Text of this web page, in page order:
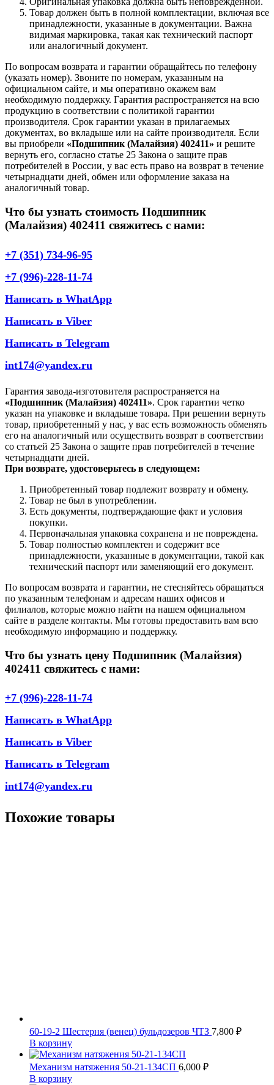
Товар должен быть в полной комплектации, включая все
принадлежности, указанные в документации. Важна
видимая маркировка, такая как технический паспорт
или аналогичный документ.
По вопросам возврата и гарантии обращайтесь по телефону
(указать номер). Звоните по номерам, указанным на
официальном сайте, и мы оперативно окажем вам
необходимую поддержку. Гарантия распространяется на всю
продукцию в соответствии с политикой гарантии
производителя. Срок гарантии указан в прилагаемых
документах, во вкладыше или на сайте производителя. Если
вы приобрели «Подшипник (Малайзия) 402411» и решите
вернуть его, согласно статье 25 Закона о защите прав
потребителей в России, у вас есть право на возврат в течение
четырнадцати дней, обмен или оформление заказа на
аналогичный товар.
Что бы узнать стоимость Подшипник
(Малайзия) 402411 свяжитесь с нами:
+7 (351) 734-96-95
+7 (996)-228-11-74
Написать в WhatApp
Написать в Viber
Написать в Telegram
int174@yandex.ru
Гарантия завода-изготовителя распространяется на
«Подшипник (Малайзия) 402411». Срок гарантии четко
указан на упаковке и вкладыше товара. При решении вернуть
товар, приобретенный у нас, у вас есть возможность обменять
его на аналогичный или осуществить возврат в соответствии
со статьей 25 Закона о защите прав потребителей в течение
четырнадцати дней.
При возврате, удостоверьтесь в следующем:
Приобретенный товар подлежит возврату и обмену.
Товар не был в употреблении.
Есть документы, подтверждающие факт и условия
покупки.
Первоначальная упаковка сохранена и не повреждена.
Товар полностью комплектен и содержит все
принадлежности, указанные в документации, такой как
технический паспорт или заменяющий его документ.
По вопросам возврата и гарантии, не стесняйтесь обращаться
по указанным телефонам и адресам наших офисов и
филиалов, которые можно найти на нашем официальном
сайте в разделе контакты. Мы готовы предоставить вам всю
необходимую информацию и поддержку.
Что бы узнать цену Подшипник (Малайзия)
402411 свяжитесь с нами:
+7 (996)-228-11-74
Написать в WhatApp
Написать в Viber
Написать в Telegram
int174@yandex.ru
Похожие товары
60-19-2 Шестерня (венец) бульдозеров ЧТЗ 7,800 ₽
В корзину
Механизм натяжения 50-21-134СП 6,000 ₽
В корзину